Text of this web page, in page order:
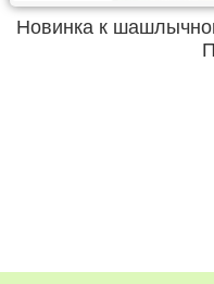
Новинка к